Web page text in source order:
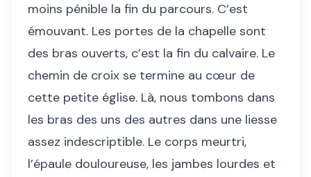
moins pénible la fin du parcours. C’est
émouvant. Les portes de la chapelle sont
des bras ouverts, c’est la fin du calvaire. Le
chemin de croix se termine au cœur de
cette petite église. Là, nous tombons dans
les bras des uns des autres dans une liesse
assez indescriptible. Le corps meurtri,
l’épaule douloureuse, les jambes lourdes et